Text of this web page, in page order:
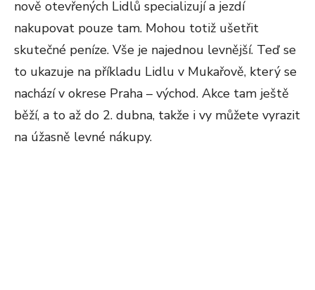
nově otevřených Lidlů specializují a jezdí
nakupovat pouze tam. Mohou totiž ušetřit
skutečné peníze. Vše je najednou levnější. Teď se
to ukazuje na příkladu Lidlu v Mukařově, který se
nachází v okrese Praha – východ. Akce tam ještě
běží, a to až do 2. dubna, takže i vy můžete vyrazit
na úžasně levné nákupy.